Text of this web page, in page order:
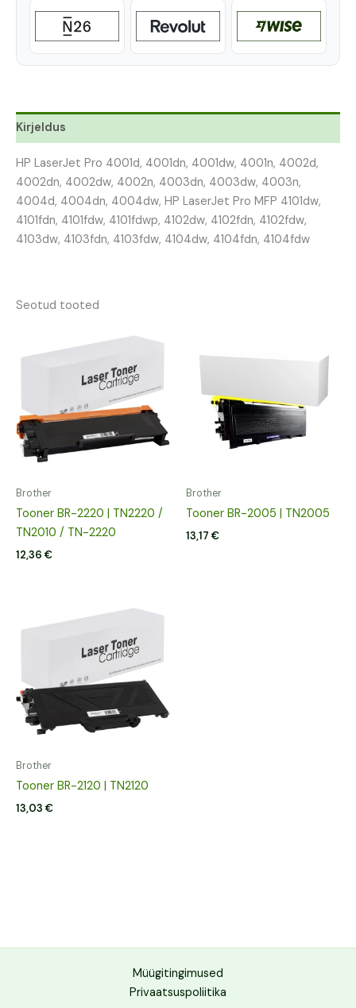
Kirjeldus
HP LaserJet Pro 4001d, 4001dn, 4001dw, 4001n, 4002d,
4002dn, 4002dw, 4002n, 4003dn, 4003dw, 4003n,
4004d, 4004dn, 4004dw, HP LaserJet Pro MFP 4101dw,
4101fdn, 4101fdw, 4101fdwp, 4102dw, 4102fdn, 4102fdw,
4103dw, 4103fdn, 4103fdw, 4104dw, 4104fdn, 4104fdw
Seotud tooted
Brother
Tooner BR-2220 | TN2220 /
TN2010 / TN-2220
12,36 €
Brother
Tooner BR-2005 | TN2005
13,17 €
Brother
Tooner BR-2120 | TN2120
13,03 €
Müügitingimused
Privaatsuspoliitika